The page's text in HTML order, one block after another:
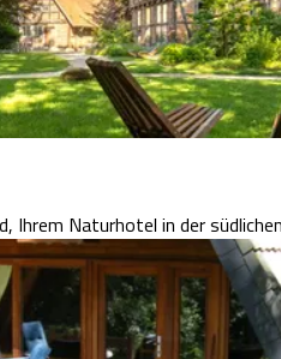
Ihrem Naturhotel in der